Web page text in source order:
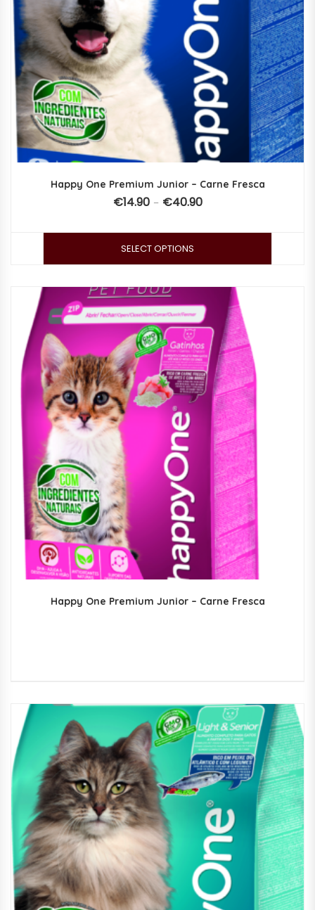
Happy One Premium Junior – Carne Fresca
€14.90 – €40.90
SELECT OPTIONS
Happy One Premium Junior – Carne Fresca